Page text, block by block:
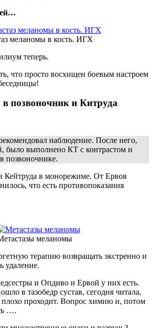
меланомы в кость. ИГХ
теперь.
что просто восхищен боевым настроем
в позвоночник и Китруда
наблюдение. После него,
было выполнено КТ с контрастом и
позвоночнике.
в монорежиме. От Ервоя
что есть противопоказания
меланомы
терапию возвращать экстренно и
удаление.
и Опдиво и Ервой у них есть.
в тазобедр сустав, сегодня читала,
плохо проходит. Вопрос химию и, потом
….